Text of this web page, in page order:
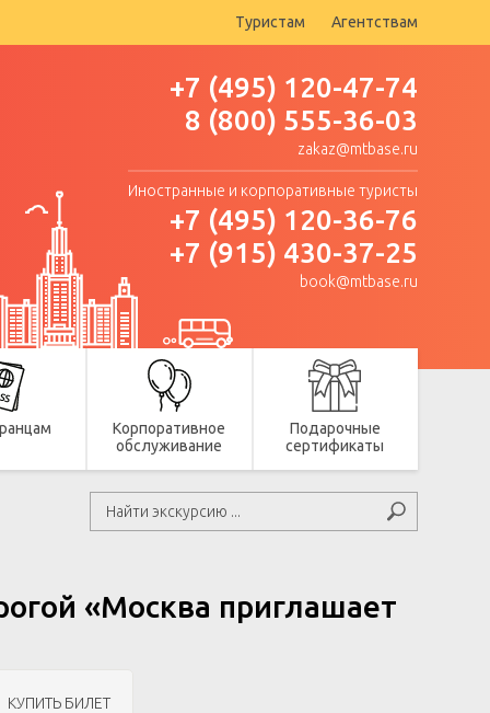
Туристам Агентствам
+7 (495) 120-47-74
8 (800) 555-36-03
zakaz@mtbase.ru
Иностранные и корпоративные туристы
+7 (495) 120-36-76
+7 (915) 430-37-25
book@mtbase.ru
Корпоративное
обслуживание
Подарочные
сертификаты
«Москва приглашает
КУПИТЬ БИЛЕТ